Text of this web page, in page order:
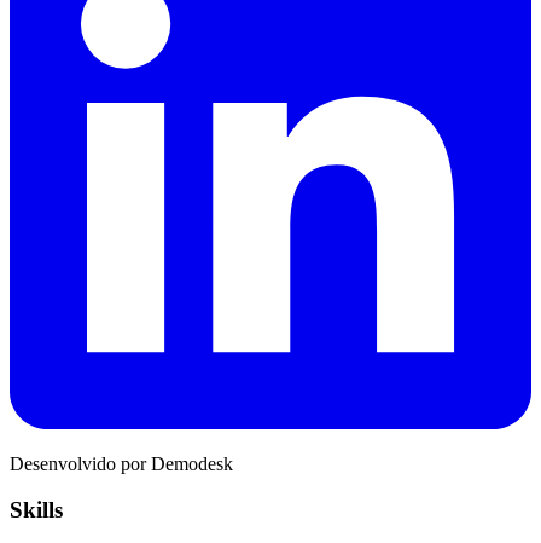
Desenvolvido por Demodesk
Skills